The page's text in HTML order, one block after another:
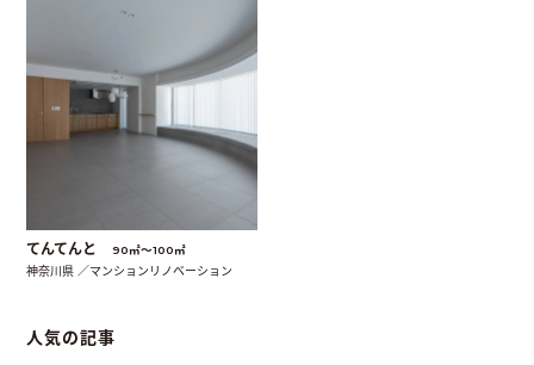
てんてんと 90㎡〜100㎡
神奈川県 ／マンションリノベーション
人気の記事